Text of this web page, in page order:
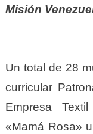
Misión
Un total de 28
curricular
Empresa
«Mamá Rosa»